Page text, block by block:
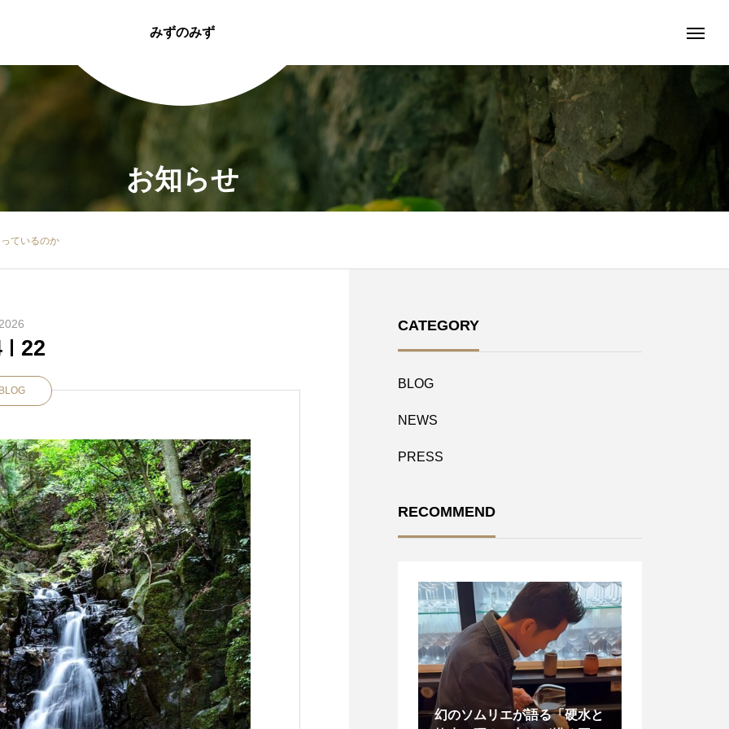
みずのみず
お知らせ
ているのか
22
CATEGORY
BLOG
NEWS
PRESS
RECOMMEND
香りを引き出す
JAL FIRST CLASS LOUNG
幻のソムリエが語る「硬水と
“唯一無二の香りを引き出す